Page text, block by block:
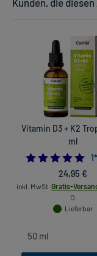
Kunden, die
Vitamin D3 + K2
ml
5.0
1*
24,95 €
inkl. MwSt. Gratis-
D.
Lieferbar